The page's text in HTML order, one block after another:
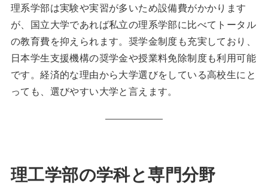
理系学部は実験や実習が多いため設備費がかかります
が、国立大学であれば私立の理系学部に比べてトータル
の教育費を抑えられます。奨学金制度も充実しており、
日本学生支援機構の奨学金や授業料免除制度も利用可能
です。経済的な理由から大学選びをしている高校生にと
っても、選びやすい大学と言えます。
理工学部の学科と専門分野